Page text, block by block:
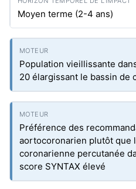
Moyen terme (2-4 ans)
Population vieillissante
20 élargissant le bassin de
Préférence des
aortocoronarien plutôt que
coronarienne percutanée
score SYNTAX élevé